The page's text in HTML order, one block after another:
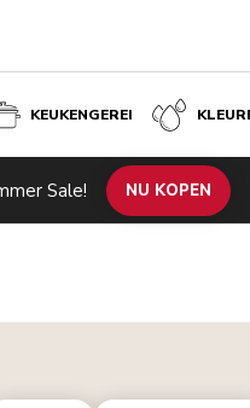
KEUKENGEREI
Sale! NU KOPEN